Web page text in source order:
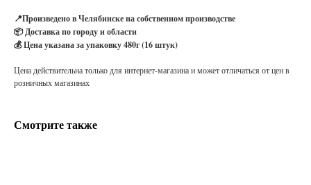
📍Произведено в Челябинске на собственном производстве
📦 Доставка по городу и области
💰 Цена указана за упаковку 480г (16 штук)
Цена действительна только для интернет-магазина и может отличаться от цен в
розничных магазинах
Смотрите также